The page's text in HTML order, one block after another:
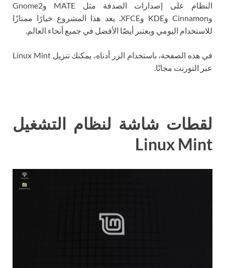
النظام على إصدارات الصدفة مثل MATE وGnome2
وCinnamon وKDE وXFCE. يعد هذا المشروع خيارًا ممتازًا
للاستخدام اليومي ويعتبر أيضًا الأفضل في جميع أنحاء العالم.
في هذه الصفحة، باستخدام الزر أدناه، يمكنك تنزيل Linux Mint
عبر التورنت مجانًا.
لقطات شاشة لنظام التشغيل
Linux Mint